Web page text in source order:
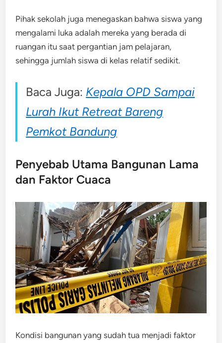
Pihak sekolah juga menegaskan bahwa siswa yang
mengalami luka adalah mereka yang berada di
ruangan itu saat pergantian jam pelajaran,
sehingga jumlah siswa di kelas relatif sedikit.
Baca Juga: Kepala OPD Sampai
Lurah Ikut Retreat Bareng
Pemkot Bandung
Penyebab Utama Bangunan Lama
dan Faktor Cuaca
Kondisi bangunan yang sudah tua menjadi faktor